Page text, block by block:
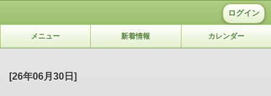
ログイン
メニュー 新着情報 カレンダー
[26年06月30日]